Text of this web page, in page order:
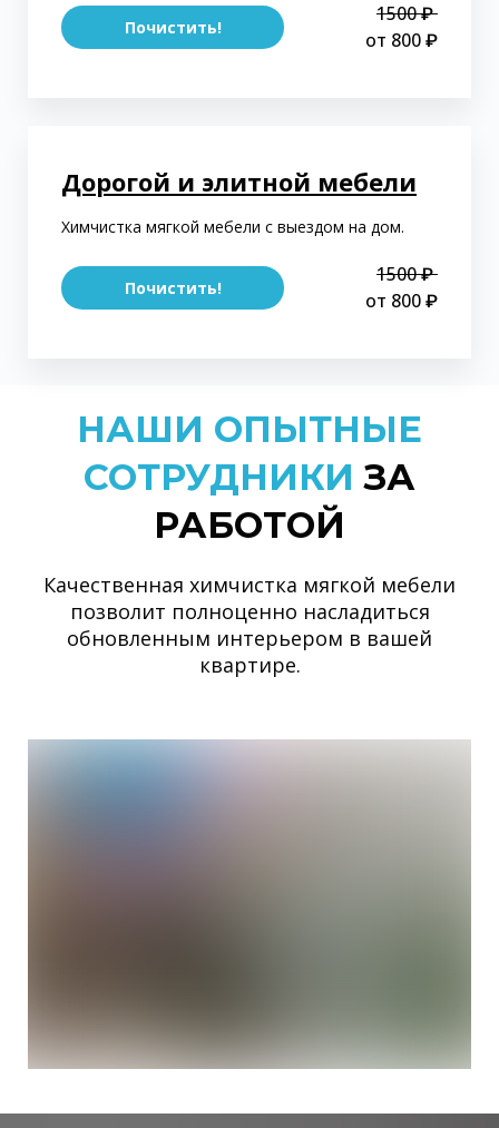
Почистить!
1500 ₽
от 800 ₽
Дорогой и элитной мебели
Химчистка мягкой мебели с выездом на дом.
Почистить!
1500 ₽
от 800 ₽
НАШИ ОПЫТНЫЕ
СОТРУДНИКИ ЗА
РАБОТОЙ
Качественная химчистка мягкой мебели
позволит полноценно насладиться
обновленным интерьером в вашей
квартире.